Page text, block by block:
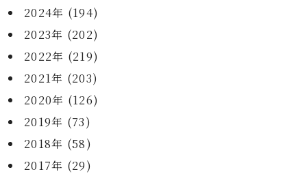
2024年 (194)
2023年 (202)
2022年 (219)
2021年 (203)
2020年 (126)
2019年 (73)
2018年 (58)
2017年 (29)